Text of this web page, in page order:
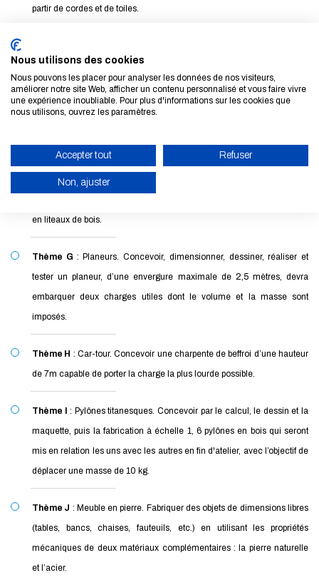
partir de cordes et de toiles.
sur 6 mètres à l’échelle 1, capable de supporter successivement le
passage du jury et de tous les membres de l’équipe conceptrice.
l’intérieur d'une maquette de rue bordée de façades de bâtiments.
Thème F: Ombrières à oculus. Concevoir et construire une surface
en liteaux de bois.
Thème G : Planeurs. Concevoir, dimensionner, dessiner, réaliser et
tester un planeur, d’une envergure maximale de 2,5 mètres, devra
embarquer deux charges utiles dont le volume et la masse sont
imposés.
Thème H : Car-tour. Concevoir une charpente de beffroi d’une hauteur
de 7m capable de porter la charge la plus lourde possible.
Thème I
: Pylônes titanesques. Concevoir par le calcul, le dessin et la
maquette, puis la fabrication à échelle 1, 6 pylônes en bois qui seront
mis en relation les uns avec les autres en fin d'atelier, avec l’objectif de
déplacer une masse de 10 kg.
Thème J : Meuble en pierre. Fabriquer des objets de dimensions libres
(tables, bancs, chaises, fauteuils, etc.) en utilisant les propriétés
mécaniques de deux matériaux complémentaires : la pierre naturelle
et l’acier.
Nous utilisons des cookies
Nous pouvons les placer pour analyser les données de nos visiteurs,
améliorer notre site Web, afficher un contenu personnalisé et vous faire vivre
une expérience inoubliable. Pour plus d'informations sur les cookies que
nous utilisons, ouvrez les paramètres.
Accepter tout Refuser
Non, ajuster